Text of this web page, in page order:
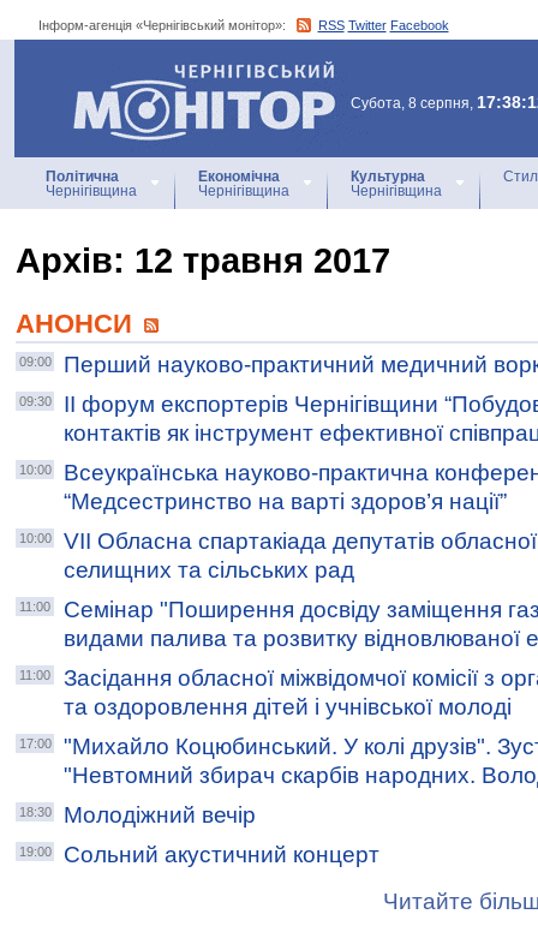
Інформ-агенція «Чернігівський монітор»: RSS Twitter Facebook
Інформ-агенція
«Чернігівський монітор»
Субота, 8 серпня,
Політична
Чернігівщина
Економічна
Чернігівщина
Культурна
Чернігівщина
Архiв: 12 травня 2017
АНОНСИ
09:00 Перший науково-практичний медичний
09:30
ІІ форум експортерів Чернігівщини
контактів як інструмент ефективної
10:00
Всеукраїнська науково-практична
“Медсестринство на варті здоров’я нації”
10:00
VIІ Обласна спартакіада депутатів
селищних та сільських рад
11:00
Семінар "Поширення досвіду заміщення
видами палива та розвитку відновлюваної
11:00
Засідання обласної міжвідомчої комісії з
та оздоровлення дітей і учнівської молоді
17:00
"Михайло Коцюбинський. У колі друзів".
"Невтомний збирач скарбів народних.
18:30 Молодіжний вечір
19:00
Сольний акустичний концерт
Читайте